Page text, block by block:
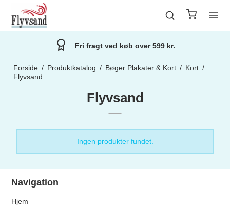
Fri fragt ved køb over 599 kr.
Forside / Produktkatalog / Bøger Plakater & Kort / Kort /
Flyvsand
Flyvsand
Ingen produkter fundet.
Navigation
Hjem